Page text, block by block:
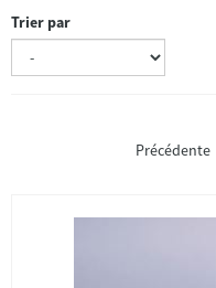
Trier par
Précédente